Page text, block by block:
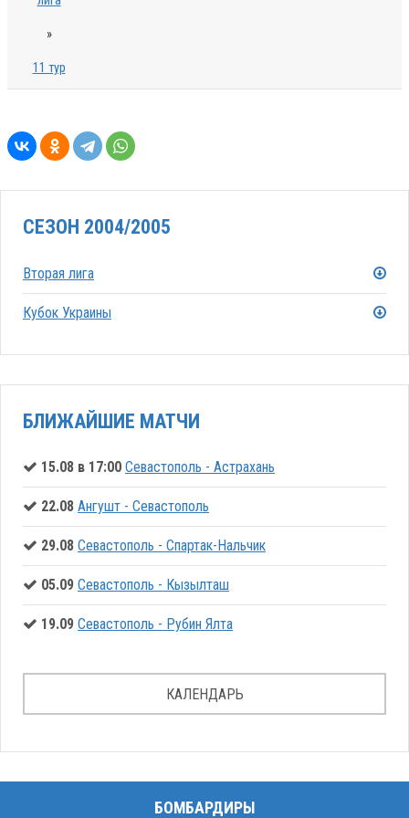
»
11 тур
СЕЗОН 2004/2005
Вторая лига
Кубок Украины
БЛИЖАЙШИЕ МАТЧИ
15.08 в 17:00 Севастополь - Астрахань
22.08 Ангушт - Севастополь
29.08 Севастополь - Спартак-Нальчик
05.09 Севастополь - Кызылташ
19.09 Севастополь - Рубин Ялта
КАЛЕНДАРЬ
БОМБАРДИРЫ